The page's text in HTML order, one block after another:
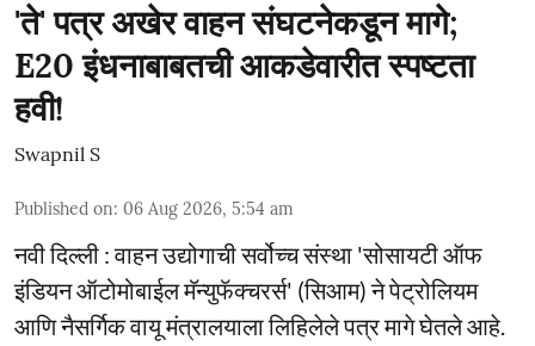
'ते' पत्र अखेर वाहन संघटनेकडून मागे;
E20 इंधनाबाबतची आकडेवारीत स्पष्टता
हवी!
Swapnil S
Published on: 06 Aug 2026, 5:54 am
नवी दिल्ली : वाहन उद्योगाची सर्वोच्च संस्था 'सोसायटी ऑफ
इंडियन ऑटोमोबाईल मॅन्युफॅक्चरर्स' (सिआम) ने पेट्रोलियम
आणि नैसर्गिक वायू मंत्रालयाला लिहिलेले पत्र मागे घेतले आहे.